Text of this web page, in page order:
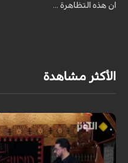
ان هذه التظاهرة ...
الأكثر مشاهدة